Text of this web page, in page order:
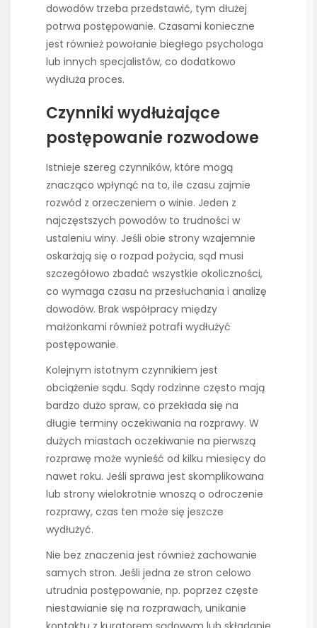
dowodów trzeba przedstawić, tym dłużej
potrwa postępowanie. Czasami konieczne
jest również powołanie biegłego psychologa
lub innych specjalistów, co dodatkowo
wydłuża proces.
Czynniki wydłużające
postępowanie rozwodowe
Istnieje szereg czynników, które mogą
znacząco wpłynąć na to, ile czasu zajmie
rozwód z orzeczeniem o winie. Jeden z
najczęstszych powodów to trudności w
ustaleniu winy. Jeśli obie strony wzajemnie
oskarżają się o rozpad pożycia, sąd musi
szczegółowo zbadać wszystkie okoliczności,
co wymaga czasu na przesłuchania i analizę
dowodów. Brak współpracy między
małżonkami również potrafi wydłużyć
postępowanie.
Kolejnym istotnym czynnikiem jest
obciążenie sądu. Sądy rodzinne często mają
bardzo dużo spraw, co przekłada się na
długie terminy oczekiwania na rozprawy. W
dużych miastach oczekiwanie na pierwszą
rozprawę może wynieść od kilku miesięcy do
nawet roku. Jeśli sprawa jest skomplikowana
lub strony wielokrotnie wnoszą o odroczenie
rozprawy, czas ten może się jeszcze
wydłużyć.
Nie bez znaczenia jest również zachowanie
samych stron. Jeśli jedna ze stron celowo
utrudnia postępowanie, np. poprzez częste
niestawianie się na rozprawach, unikanie